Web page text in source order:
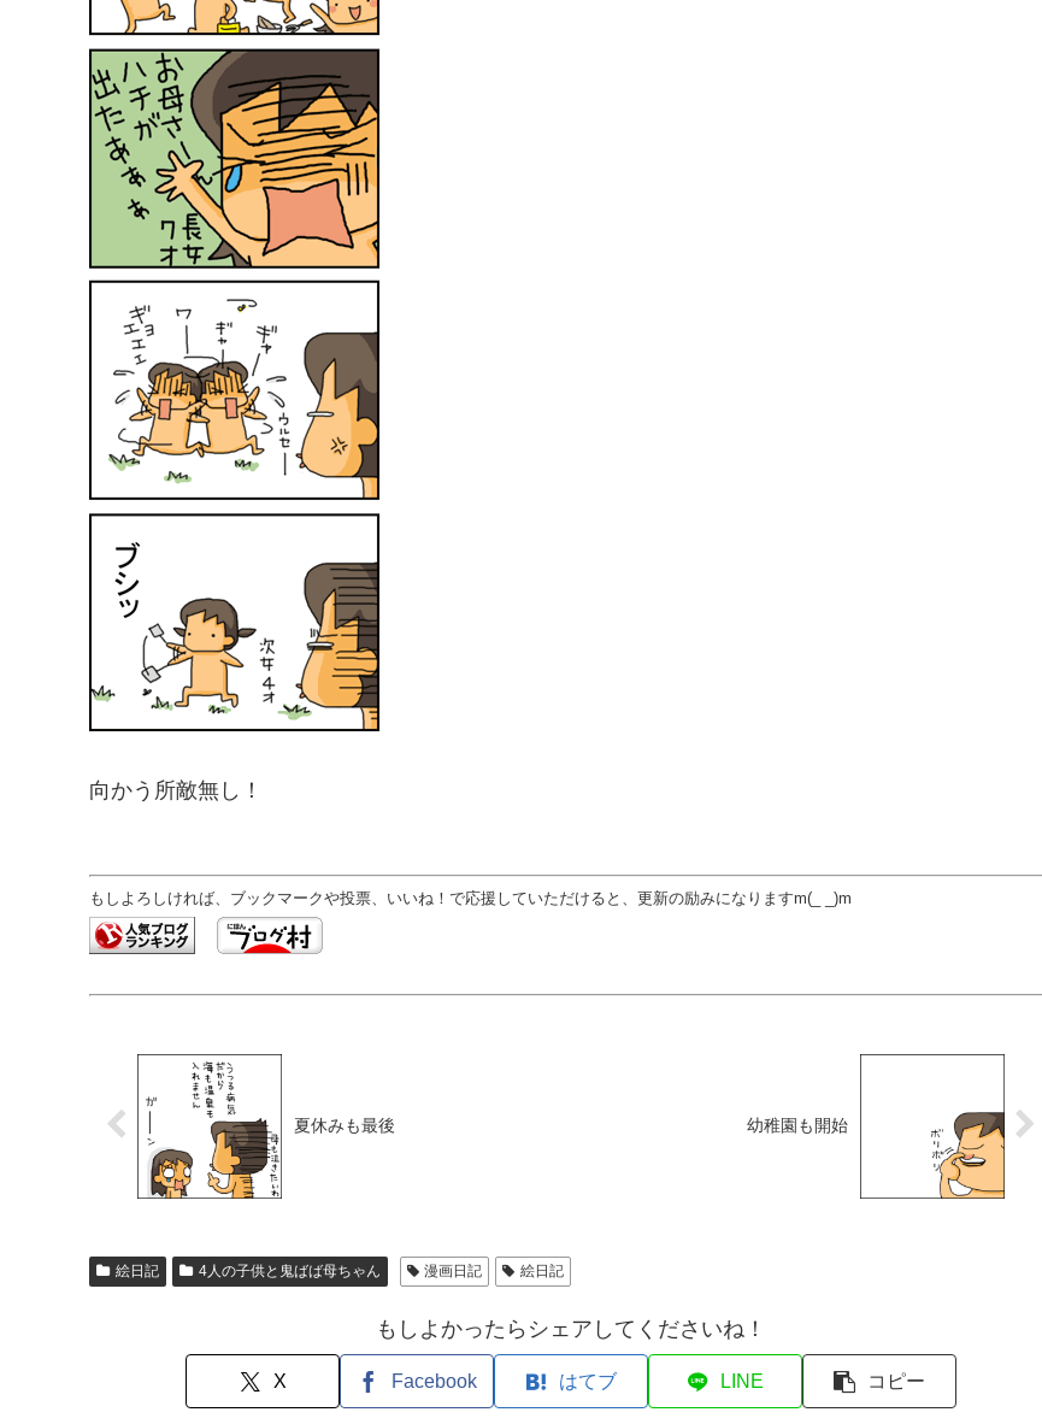
向かう所敵無し！
もしよろしければ、ブックマークや投票、いいね！で応援していただけると、更新の励みになりますm(_ _)m
夏休みも最後 幼稚園も開始
絵日記 4人の子供と鬼ばば母ちゃん 漫画日記 絵日記
もしよかったらシェアしてくださいね！
X Facebook はてブ LINE コピー